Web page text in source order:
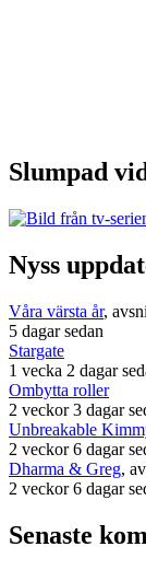
Slumpad
Nyss
Våra värsta år,
5 dagar sedan
Stargate
1 vecka 2 dagar
Ombytta roller
2 veckor 3 dagar
Unbreakable
2 veckor 6 dagar
Dharma & Greg,
2 veckor 6 dagar
Senaste